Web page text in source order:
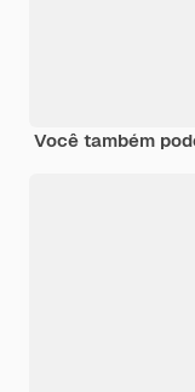
Você também